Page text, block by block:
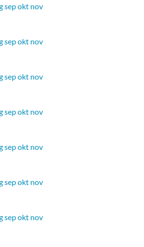
sepokt nov
sepokt nov
sepokt nov
sepokt nov
sepokt nov
sepokt nov
sepokt nov